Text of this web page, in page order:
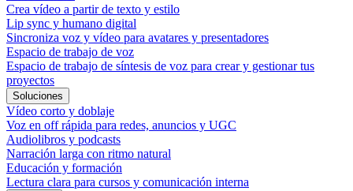
Crea vídeo a partir de texto y estilo
Lip sync y humano digital
Sincroniza voz y vídeo para avatares y presentadores
Espacio de trabajo de voz
Espacio de trabajo de síntesis de voz para crear y gestionar tus
proyectos
Soluciones
Vídeo corto y doblaje
Voz en off rápida para redes, anuncios y UGC
Audiolibros y podcasts
Narración larga con ritmo natural
Educación y formación
Lectura clara para cursos y comunicación interna